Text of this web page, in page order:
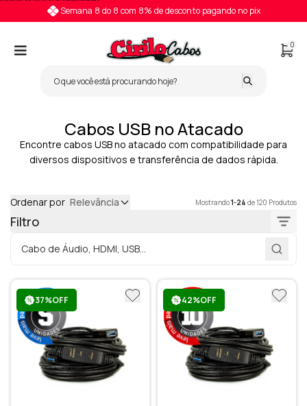
Semana 8 do 8 com 8% de desconto pagando no pix
0
Cabos USB no Atacado
Encontre cabos USB no atacado com compatibilidade para
diversos dispositivos e transferência de dados rápida.
Ordenar por Relevância Mostrando1-24 de 120 Produtos
Filtro
37%OFF 42%OFF